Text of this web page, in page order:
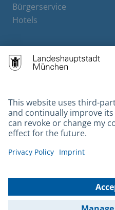
Bürgerservice
Hotels
Contact
Gebärdensprache
Datenschutz
Kontakt
© 2026 Portal München Betriebs
Landeshauptstadt München und